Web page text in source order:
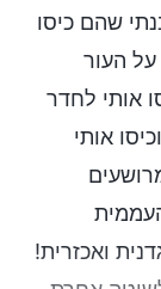
שהם כיסו
העור
אותי לחדר
אותי
ואכזרית!